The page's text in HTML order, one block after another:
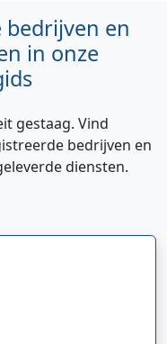
bedrijven en
in onze
gestaag. Vind
bedrijven en
diensten.